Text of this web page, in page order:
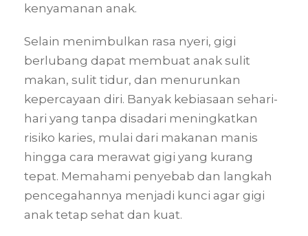
kenyamanan anak.
Selain menimbulkan rasa nyeri, gigi
berlubang dapat membuat anak sulit
makan, sulit tidur, dan menurunkan
kepercayaan diri. Banyak kebiasaan sehari-
hari yang tanpa disadari meningkatkan
risiko karies, mulai dari makanan manis
hingga cara merawat gigi yang kurang
tepat. Memahami penyebab dan langkah
pencegahannya menjadi kunci agar gigi
anak tetap sehat dan kuat.